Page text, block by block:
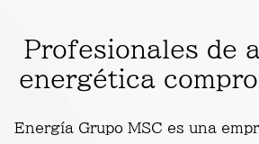
Profesionales de
energética
Energía Grupo MSC es una